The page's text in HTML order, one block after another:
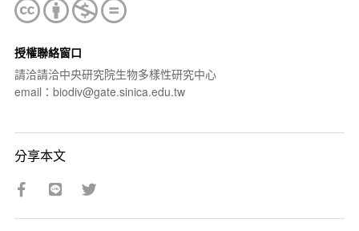
授權聯絡窗口
請洽請洽中央研究院生物多樣性研究中心
email：biodiv@gate.sinica.edu.tw
分享本文